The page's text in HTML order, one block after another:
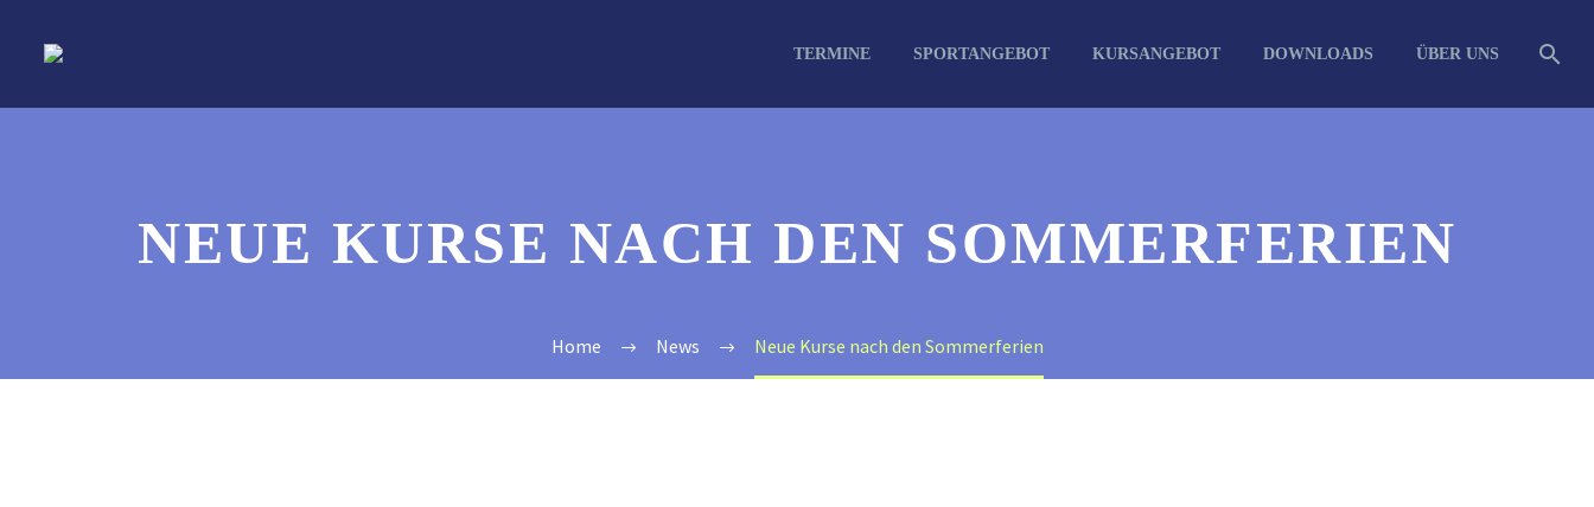
TERMINE SPORTANGEBOT KURSANGEBOT DOWNLOADS ÜBER UNS
NEUE KURSE NACH DEN SOMMERFERIEN
Home News Neue Kurse nach den Sommerferien